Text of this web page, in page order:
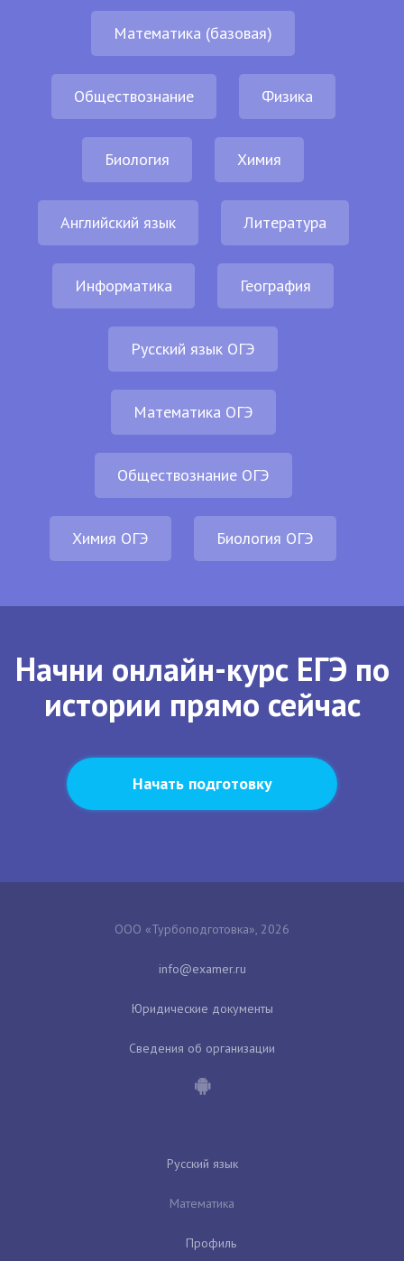
Математика (базовая)
Обществознание Физика
Биология Химия
Английский язык Литература
Информатика География
Русский язык ОГЭ
Математика ОГЭ
Обществознание ОГЭ
Химия ОГЭ Биология ОГЭ
Начни онлайн-курс ЕГЭ по
истории прямо сейчас
Начать подготовку
ООО «Турбоподготовка», 2026
Юридические документы
Сведения об организации
Русский язык
Математика
Профиль